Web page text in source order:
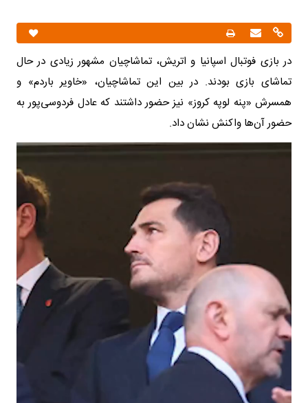
در بازی فوتبال اسپانیا و اتریش، تماشاچیان مشهور زیادی در حال
تماشای بازی بودند. در بین این تماشاچیان، «خاویر باردم» و
همسرش «پنه لوپه کروز» نیز حضور داشتند که عادل فردوسی‌پور به
حضور آن‌ها واکنش نشان داد.